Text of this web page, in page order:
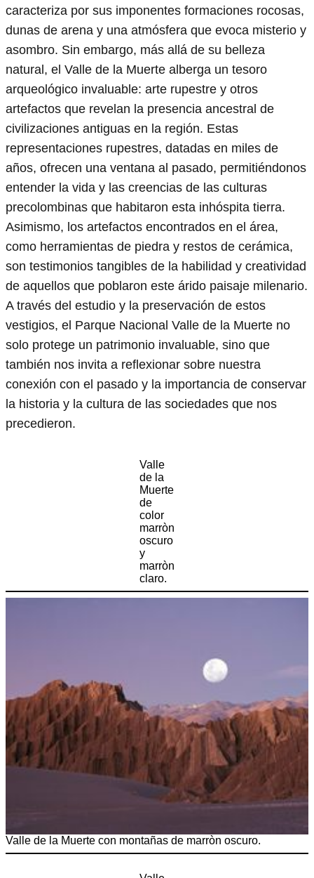
caracteriza por sus imponentes formaciones rocosas,
dunas de arena y una atmósfera que evoca misterio y
asombro. Sin embargo, más allá de su belleza
natural, el Valle de la Muerte alberga un tesoro
arqueológico invaluable: arte rupestre y otros
artefactos que revelan la presencia ancestral de
civilizaciones antiguas en la región. Estas
representaciones rupestres, datadas en miles de
años, ofrecen una ventana al pasado, permitiéndonos
entender la vida y las creencias de las culturas
precolombinas que habitaron esta inhóspita tierra.
Asimismo, los artefactos encontrados en el área,
como herramientas de piedra y restos de cerámica,
son testimonios tangibles de la habilidad y creatividad
de aquellos que poblaron este árido paisaje milenario.
A través del estudio y la preservación de estos
vestigios, el Parque Nacional Valle de la Muerte no
solo protege un patrimonio invaluable, sino que
también nos invita a reflexionar sobre nuestra
conexión con el pasado y la importancia de conservar
la historia y la cultura de las sociedades que nos
precedieron.
Valle
de la
Muerte
de
color
marròn
oscuro
y
marròn
claro.
Valle de la Muerte con montañas de marròn oscuro.